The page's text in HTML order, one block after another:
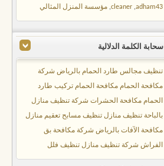
adham43
,
cleaner
, مؤسسة المنزل المثالي
سحابة الكلمة الدلالية
تنظيف مجالس طارد الحمام بالرياض شركة
مكافحة الحمام مكافحة الحمام تركيب طارد
الحمام مكافحة الحشرات شركة تنظيف منازل
بالباحة تنظيف منازل تنظيف مسابح تعقيم منازل
مكافحة الآفات بالرياض شركة مكافحة بق
الفراش شركة تنظيف منازل تنظيف فلل